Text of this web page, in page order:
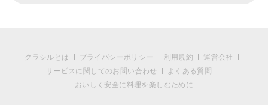
クラシルとは プライバシーポリシー 利用規約
運営会社
サービスに関してのお問い合わせ
よくある質問
おいしく安全に料理を楽しむために